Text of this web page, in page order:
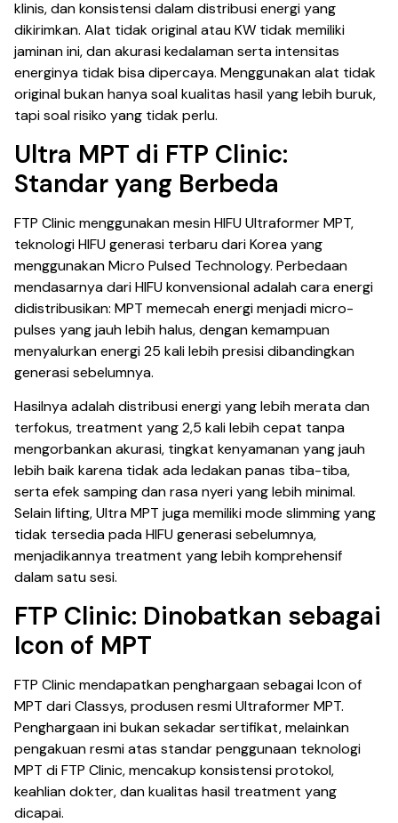
klinis, dan konsistensi dalam distribusi energi yang
dikirimkan. Alat tidak original atau KW tidak memiliki
jaminan ini, dan akurasi kedalaman serta intensitas
energinya tidak bisa dipercaya. Menggunakan alat tidak
original bukan hanya soal kualitas hasil yang lebih buruk,
tapi soal risiko yang tidak perlu.
Ultra MPT di FTP Clinic:
Standar yang Berbeda
FTP Clinic menggunakan mesin HIFU Ultraformer MPT,
teknologi HIFU generasi terbaru dari Korea yang
menggunakan Micro Pulsed Technology. Perbedaan
mendasarnya dari HIFU konvensional adalah cara energi
didistribusikan: MPT memecah energi menjadi micro-
pulses yang jauh lebih halus, dengan kemampuan
menyalurkan energi 25 kali lebih presisi dibandingkan
generasi sebelumnya.
Hasilnya adalah distribusi energi yang lebih merata dan
terfokus, treatment yang 2,5 kali lebih cepat tanpa
mengorbankan akurasi, tingkat kenyamanan yang jauh
lebih baik karena tidak ada ledakan panas tiba-tiba,
serta efek samping dan rasa nyeri yang lebih minimal.
Selain lifting, Ultra MPT juga memiliki mode slimming yang
tidak tersedia pada HIFU generasi sebelumnya,
menjadikannya treatment yang lebih komprehensif
dalam satu sesi.
FTP Clinic: Dinobatkan sebagai
Icon of MPT
FTP Clinic mendapatkan penghargaan sebagai Icon of
MPT dari Classys, produsen resmi Ultraformer MPT.
Penghargaan ini bukan sekadar sertifikat, melainkan
pengakuan resmi atas standar penggunaan teknologi
MPT di FTP Clinic, mencakup konsistensi protokol,
keahlian dokter, dan kualitas hasil treatment yang
dicapai.